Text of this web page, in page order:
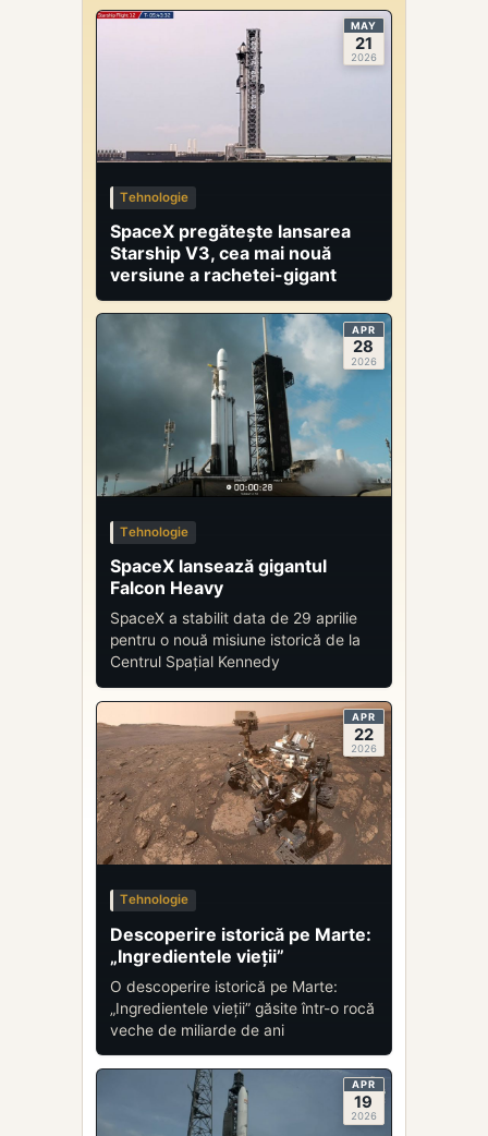
MAY
21
2026
Tehnologie
SpaceX pregătește lansarea
Starship V3, cea mai nouă
versiune a rachetei-gigant
APR
28
2026
Tehnologie
SpaceX lansează gigantul
Falcon Heavy
SpaceX a stabilit data de 29 aprilie
pentru o nouă misiune istorică de la
Centrul Spațial Kennedy
APR
22
2026
Tehnologie
Descoperire istorică pe Marte:
„Ingredientele vieții”
O descoperire istorică pe Marte:
„Ingredientele vieții” găsite într-o rocă
veche de miliarde de ani
APR
19
2026